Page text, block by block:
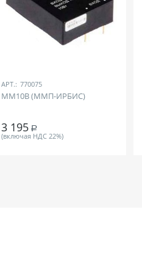
АРТ.: 770075
ММ10В (ММП-ИРБИС)
3 195 Р
(включая НДС 22%)